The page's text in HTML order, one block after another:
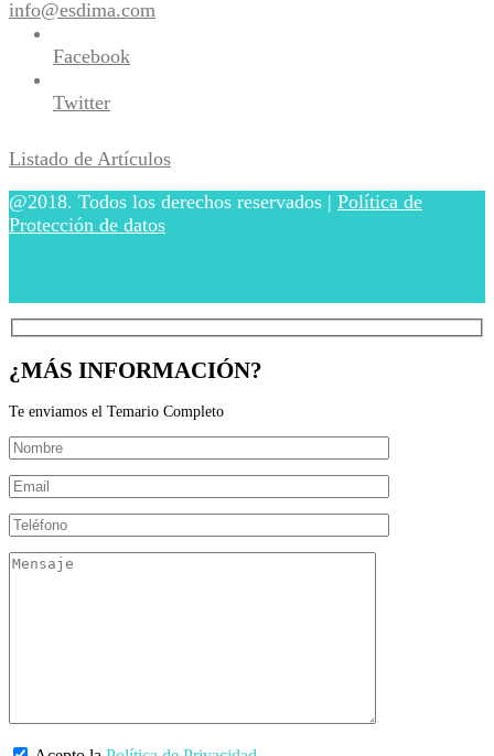
info@esdima.com
Facebook
Twitter
Listado de Artículos
@2018. Todos los derechos reservados | Política de
Protección de datos
¿MÁS INFORMACIÓN?
Te enviamos el Temario Completo